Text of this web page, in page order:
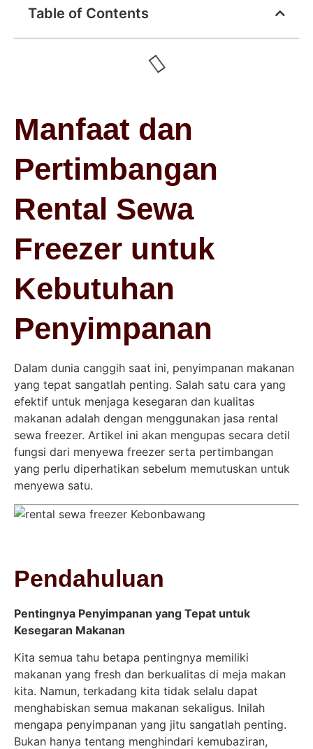
Table of Contents
Manfaat dan
Pertimbangan
Rental Sewa
Freezer untuk
Kebutuhan
Penyimpanan
Dalam dunia canggih saat ini, penyimpanan makanan
yang tepat sangatlah penting. Salah satu cara yang
efektif untuk menjaga kesegaran dan kualitas
makanan adalah dengan menggunakan jasa rental
sewa freezer. Artikel ini akan mengupas secara detil
fungsi dari menyewa freezer serta pertimbangan
yang perlu diperhatikan sebelum memutuskan untuk
menyewa satu.
Pendahuluan
Pentingnya Penyimpanan yang Tepat untuk
Kesegaran Makanan
Kita semua tahu betapa pentingnya memiliki
makanan yang fresh dan berkualitas di meja makan
kita. Namun, terkadang kita tidak selalu dapat
menghabiskan semua makanan sekaligus. Inilah
mengapa penyimpanan yang jitu sangatlah penting.
Bukan hanya tentang menghindari kemubaziran,